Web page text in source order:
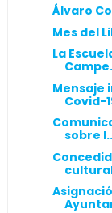
Álvaro
Mes del
La
Mensaje
Covid-
sobre